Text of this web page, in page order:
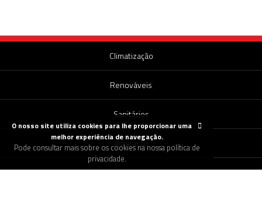
O nosso site utiliza cookies para lhe proporcionar uma
melhor experiência de navegação.
Pode consultar mais sobre os cookies na nossa política de
privacidade.
Climatização
Renováveis
Sanitários
Aspiração
Canalização